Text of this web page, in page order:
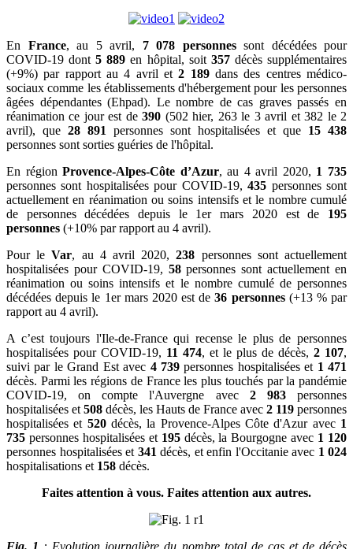
En France, au 5 avril, 7 078 personnessont décédées pour
COVID-19 dont5 889 en hôpital, soit 357décès supplémentaires
(+9%) par rapport au 4 avril et2 189dans des centres médico-
sociaux comme les établissements d'hébergement pour les personnes
âgées dépendantes (Ehpad). Le nombre de cas graves passés en
réanimation ce jour est de390 (502 hier, 263 le 3 avril et 382 le 2
avril), que 28 891 personnes sont hospitalisées et que 15 438
personnes sont sorties guéries de l'hôpital.
En régionProvence-Alpes-Côte d’Azur, au 4 avril 2020, 1 735
personnes sont hospitalisées pour COVID-19,435 personnes sont
actuellement en réanimation ou soins intensifs et le nombre cumulé
de personnes décédées depuis le 1er mars 2020 est de 195
personnes (+10% par rapport au 4 avril).
Pour leVar, au 4 avril 2020,238 personnes sont actuellement
hospitalisées pour COVID-19, 58personnes sont actuellement en
réanimation ou soins intensifs et le nombre cumulé de personnes
décédées depuis le 1er mars 2020 est de36 personnes(+13 % par
rapport au 4 avril).
A c’est toujours l'Ile-de-France qui recense le plus de personnes
hospitalisées pour COVID-19, 11 474, et le plus de décès, 2 107,
suivi par le Grand Est avec 4 739personnes hospitalisées et 1 471
décès. Parmi les régions de France les plus touchés par la pandémie
COVID-19, on compte l'Auvergne avec 2 983personnes
hospitalisées et 508 décès, les Hauts de France avec 2 119 personnes
hospitalisées et 520décès, la Provence-Alpes Côte d'Azur avec 1
735 personnes hospitalisées et 195décès, la Bourgogne avec 1 120
personnes hospitalisées et 341 décès, et enfin l'Occitanie avec 1 024
hospitalisations et 158 décès.
Faites attention à vous. Faites attention aux autres.